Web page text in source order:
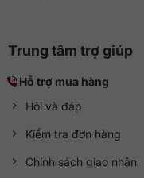
Trung tâm trợ giúp
Hỗ trợ mua hàng
Hỏi và đáp
Kiểm tra đơn hàng
Chính sách giao nhận